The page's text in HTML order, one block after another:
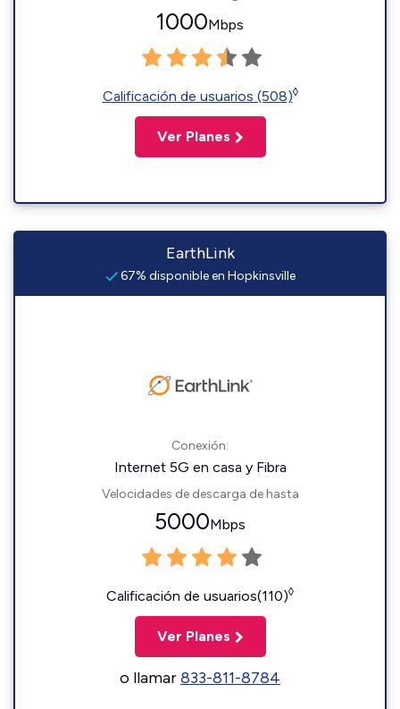
1000Mbps
Calificación de usuarios (508)◊
Ver Planes
EarthLink
67% disponible en Hopkinsville
Conexión:
Internet 5G en casa y Fibra
Velocidades de descarga de hasta
5000Mbps
Calificación de usuarios(110)◊
Ver Planes
o llamar833-811-8784